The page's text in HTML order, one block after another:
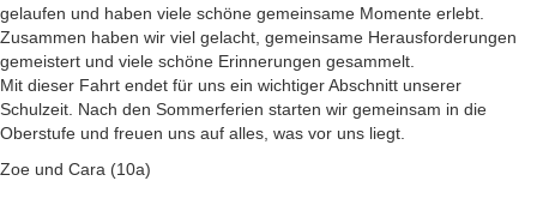
gelaufen und haben viele schöne gemeinsame Momente erlebt.
Zusammen haben wir viel gelacht, gemeinsame Herausforderungen
gemeistert und viele schöne Erinnerungen gesammelt.
Mit dieser Fahrt endet für uns ein wichtiger Abschnitt unserer
Schulzeit. Nach den Sommerferien starten wir gemeinsam in die
Oberstufe und freuen uns auf alles, was vor uns liegt.
Zoe und Cara (10a)